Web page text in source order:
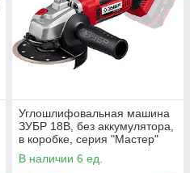
Углошлифовальная машина
ЗУБР 18В, без аккумулятора,
в коробке, серия "Мастер"
(УШМ-18-125)
В наличии 6 ед.